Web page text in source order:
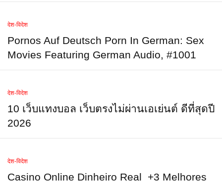
देश-विदेश
Pornos Auf Deutsch Porn In German: Sex
Movies Featuring German Audio, #1001
देश-विदेश
10 เว็บแทงบอล เว็บตรงไม่ผ่านเอเย่นต์ ดีที่สุดปี
2026
देश-विदेश
Casino Online Dinheiro Real ️ +3 Melhores